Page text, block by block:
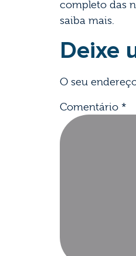
completo das
saiba mais.
Deixe
O seu
Comentário *